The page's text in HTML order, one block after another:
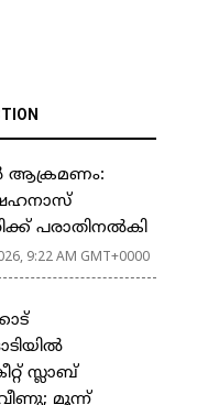
പരാതിനൽകി
9:22 AM GMT+0000
സ്ലാബ്
മൂന്ന്